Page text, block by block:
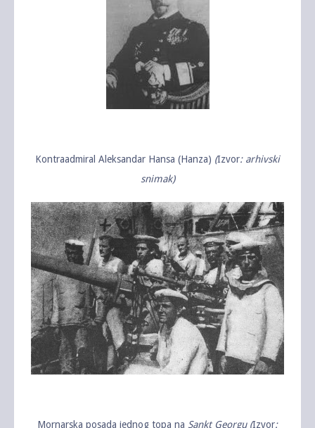
Kontraadmiral Aleksandar Hansa (Hanza) (Izvor: arhivski
snimak)
Mornarska posada jednog topa na Sankt Georgu (Izvor: